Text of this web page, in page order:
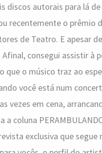
discos autorais para lá
recentemente o prêmio
de Teatro. E apesar
consegui assistir à
que o músico traz ao
você está num
vezes em cena,
coluna
exclusiva que